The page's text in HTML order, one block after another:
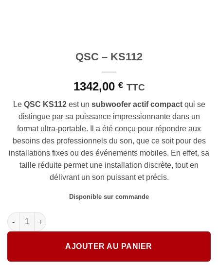
QSC – KS112
1342,00 € TTC
Le QSC KS112est un subwoofer actif compactqui se
distingue par sa puissance impressionnante dans un
format ultra-portable. Il a été conçu pour répondre aux
besoins des professionnels du son, que ce soit pour des
installations fixes ou des événements mobiles. En effet, sa
taille réduite permet une installation discrète, tout en
délivrant un son puissant et précis.
Disponible sur commande
quantité de QSC - KS112
AJOUTER AU PANIER